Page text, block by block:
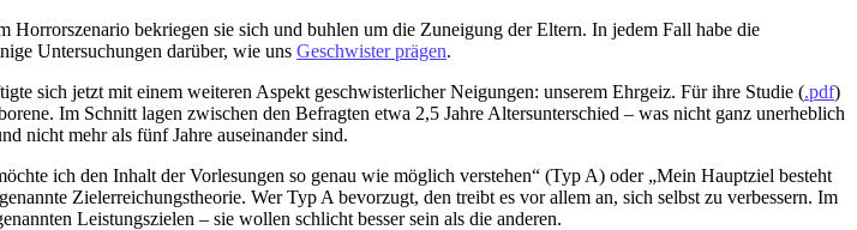
bekriegen sie sich und buhlen um die Zuneigung der Eltern. In jedem Fall habe die
Untersuchungen darüber, wie uns Geschwister prägen.
sich jetzt mit einem weiteren Aspekt geschwisterlicher Neigungen: unserem Ehrgeiz. Für ihre Studie (.pdf)
Im Schnitt lagen zwischen den Befragten etwa 2,5 Jahre Altersunterschied – was nicht ganz unerheblich
nicht mehr als fünf Jahre auseinander sind.
ich den Inhalt der Vorlesungen so genau wie möglich verstehen“ (Typ A) oder „Mein Hauptziel besteht
Zielerreichungstheorie. Wer Typ A bevorzugt, den treibt es vor allem an, sich selbst zu verbessern. Im
Leistungszielen – sie wollen schlicht besser sein als die anderen.